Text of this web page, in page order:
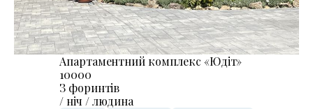
Апартаментний комплекс «Юдіт»
10000
З форинтів
/ ніч / людина